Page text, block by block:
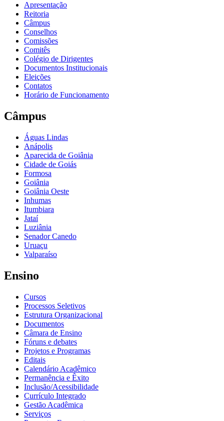
Apresentação
Reitoria
Câmpus
Conselhos
Comissões
Comitês
Colégio de Dirigentes
Documentos Institucionais
Eleições
Contatos
Horário de Funcionamento
Câmpus
Águas Lindas
Anápolis
Aparecida de Goiânia
Cidade de Goiás
Formosa
Goiânia
Goiânia Oeste
Inhumas
Itumbiara
Jataí
Luziânia
Senador Canedo
Uruaçu
Valparaíso
Ensino
Cursos
Processos Seletivos
Estrutura Organizacional
Documentos
Câmara de Ensino
Fóruns e debates
Projetos e Programas
Editais
Calendário Acadêmico
Permanência e Êxito
Inclusão/Acessibilidade
Currículo Integrado
Gestão Acadêmica
Serviços